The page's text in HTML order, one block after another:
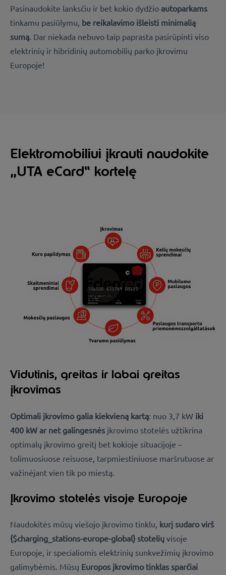
Pasinaudokite lanksčiu ir bet kokio dydžio autoparkams
tinkamu pasiūlymu, be reikalavimo išleisti minimalią
sumą. Dar niekada nebuvo taip paprasta pasirūpinti viso
elektrinių ir hibridinių automobilių parko įkrovimu
Europoje!
Elektromobiliui įkrauti naudokite
„UTA eCard“ kortelę
Vidutinis, greitas ir labai greitas
įkrovimas
Optimali įkrovimo galia kiekvieną kartą: nuo 3,7 kW iki
400 kW ar net galingesnės įkrovimo stotelės užtikrina
optimalų įkrovimo greitį bet kokioje situacijoje –
tolimuosiuose reisuose, tarpmiestiniuose maršrutuose ar
važinėjant vien tik po miestą.
Įkrovimo stotelės visoje Europoje
Naudokitės mūsų viešojo įkrovimo tinklu, kurį sudaro virš
{$charging_stations-europe-global} stotelių visoje
Europoje, ir specialiomis elektrinių sunkvežimių įkrovimo
galimybėmis. Mūsų Europos įkrovimo tinklas sparčiai